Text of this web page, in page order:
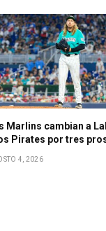
Marlins cambian a
Pirates por tres
4, 2026